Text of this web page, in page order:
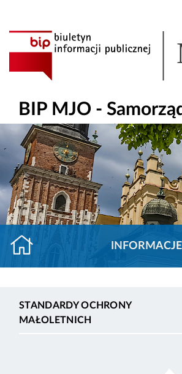
BIP MJO -
STANDARDY OCHRONY
MAŁOLETNICH